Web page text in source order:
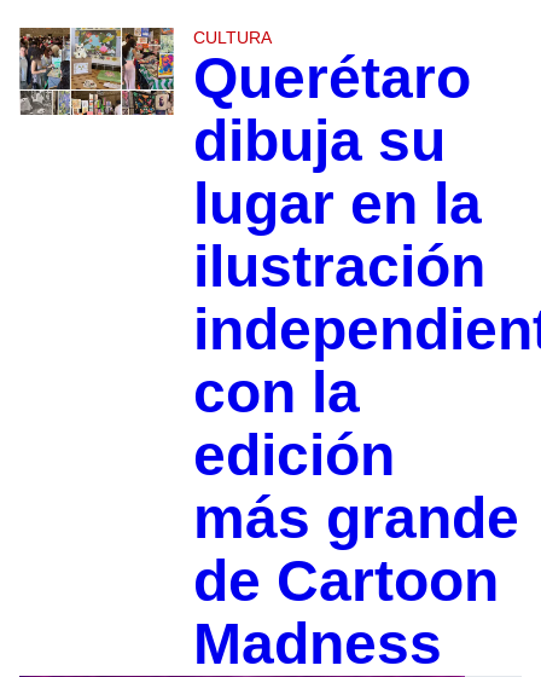
CULTURA
Querétaro
dibuja su
lugar en la
ilustración
con la
edición
más grande
de Cartoon
Madness